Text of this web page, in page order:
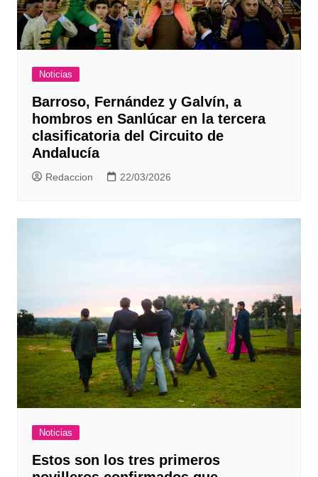
Noticias
Barroso, Fernández y Galvín, a
hombros en Sanlúcar en la tercera
clasificatoria del Circuito de
Andalucía
Redaccion 22/03/2026
Noticias
Estos son los tres primeros